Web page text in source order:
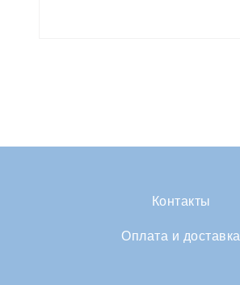
Контакты
Оплата и доставка